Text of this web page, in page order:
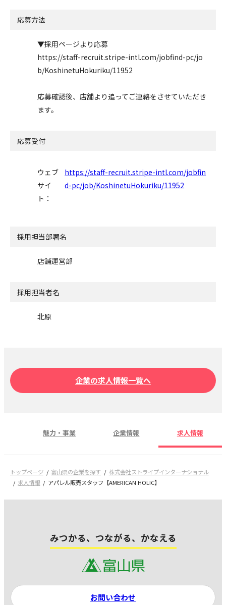
応募方法
▼採用ページより応募
https://staff-recruit.stripe-intl.com/jobfind-pc/jo
b/KoshinetuHokuriku/11952
応募確認後、店舗より追ってご連絡をさせていただき
ます。
応募受付
ウェブ
サイ
ト：
https://staff-recruit.stripe-intl.com/jobfin
d-pc/job/KoshinetuHokuriku/11952
採用担当部署名
店舗運営部
採用担当者名
北原
企業の求人情報一覧へ
魅力・事業 企業情報 求人情報
トップページ 富山県の企業を探す
株式会社ストライプインターナショナル
求人情報
アパレル販売スタッフ【AMERICAN HOLIC】
みつかる、つながる、かなえる
お問い合わせ